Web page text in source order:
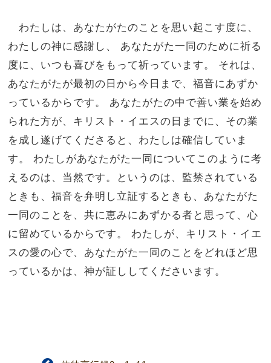
わたしは、あなたがたのことを思い起こす度に、
わたしの神に感謝し、 あなたがた一同のために祈る
度に、いつも喜びをもって祈っています。 それは、
あなたがたが最初の日から今日まで、福音にあずか
っているからです。 あなたがたの中で善い業を始め
られた方が、キリスト・イエスの日までに、その業
を成し遂げてくださると、わたしは確信していま
す。 わたしがあなたがた一同についてこのように考
えるのは、当然です。というのは、監禁されている
ときも、福音を弁明し立証するときも、あなたがた
一同のことを、共に恵みにあずかる者と思って、心
に留めているからです。 わたしが、キリスト・イエ
スの愛の心で、あなたがた一同のことをどれほど思
っているかは、神が証ししてくださいます。